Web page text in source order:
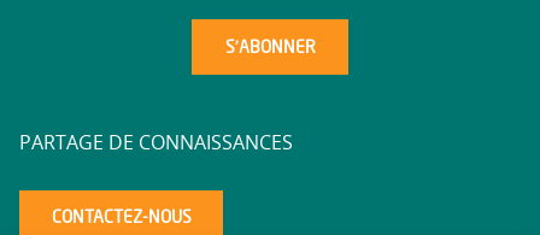
PARTAGE DE CONNAISSANCES
CONTACTEZ-NOUS